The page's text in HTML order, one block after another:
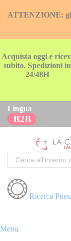
ATTENZIONE:
Acquista oggi e
subito. Spedizioni in
24/48H
Lingua
B2B
Cerca
Ricerca
Menu